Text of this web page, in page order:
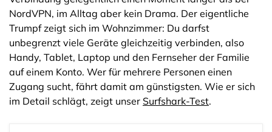
NordVPN, im Alltag aber kein Drama. Der eigentliche
Trumpf zeigt sich im Wohnzimmer: Du darfst
unbegrenzt viele Geräte gleichzeitig verbinden, also
Handy, Tablet, Laptop und den Fernseher der Familie
auf einem Konto. Wer für mehrere Personen einen
Zugang sucht, fährt damit am günstigsten. Wie er sich
im Detail schlägt, zeigt unser Surfshark-Test.